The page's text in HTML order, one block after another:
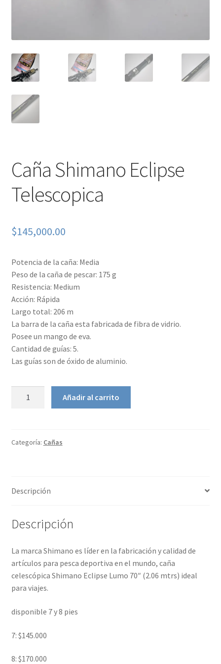
Caña Shimano Eclipse
Telescopica
$145,000.00
Potencia de la caña: Media
Peso de la caña de pescar: 175 g
Resistencia: Medium
Acción: Rápida
Largo total: 206 m
La barra de la caña esta fabricada de fibra de vidrio.
Posee un mango de eva.
Cantidad de guías: 5.
Las guías son de óxido de aluminio.
cantidad
Añadir al carrito
Categoría: Cañas
Descripción
Descripción
La marca Shimano es líder en la fabricación y calidad de
artículos para pesca deportiva en el mundo, caña
celescópica Shimano Eclipse Lumo 70″ (2.06 mtrs) ideal
para viajes.
disponible 7 y 8 pies
7: $145.000
8: $170.000